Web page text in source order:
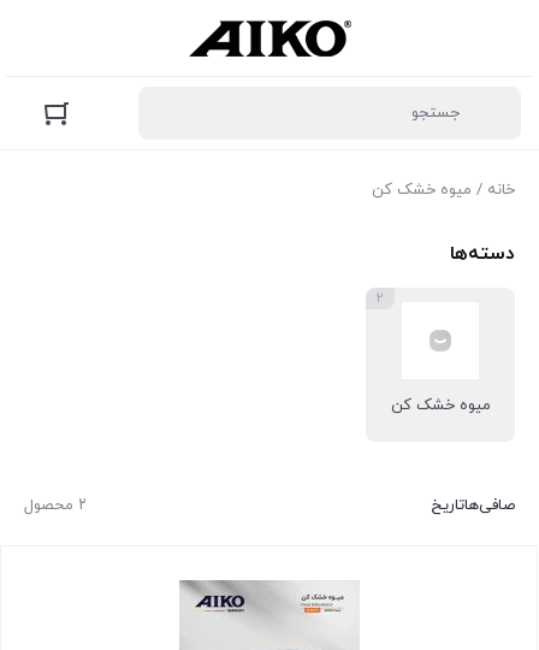
خانه / میوه خشک کن
دسته‌ها
میوه خشک کن
۲
۲ محصول صافی‌هاتاریخ